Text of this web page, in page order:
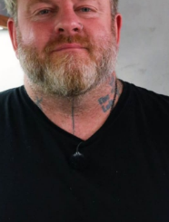
dále má
a zpěvákem v